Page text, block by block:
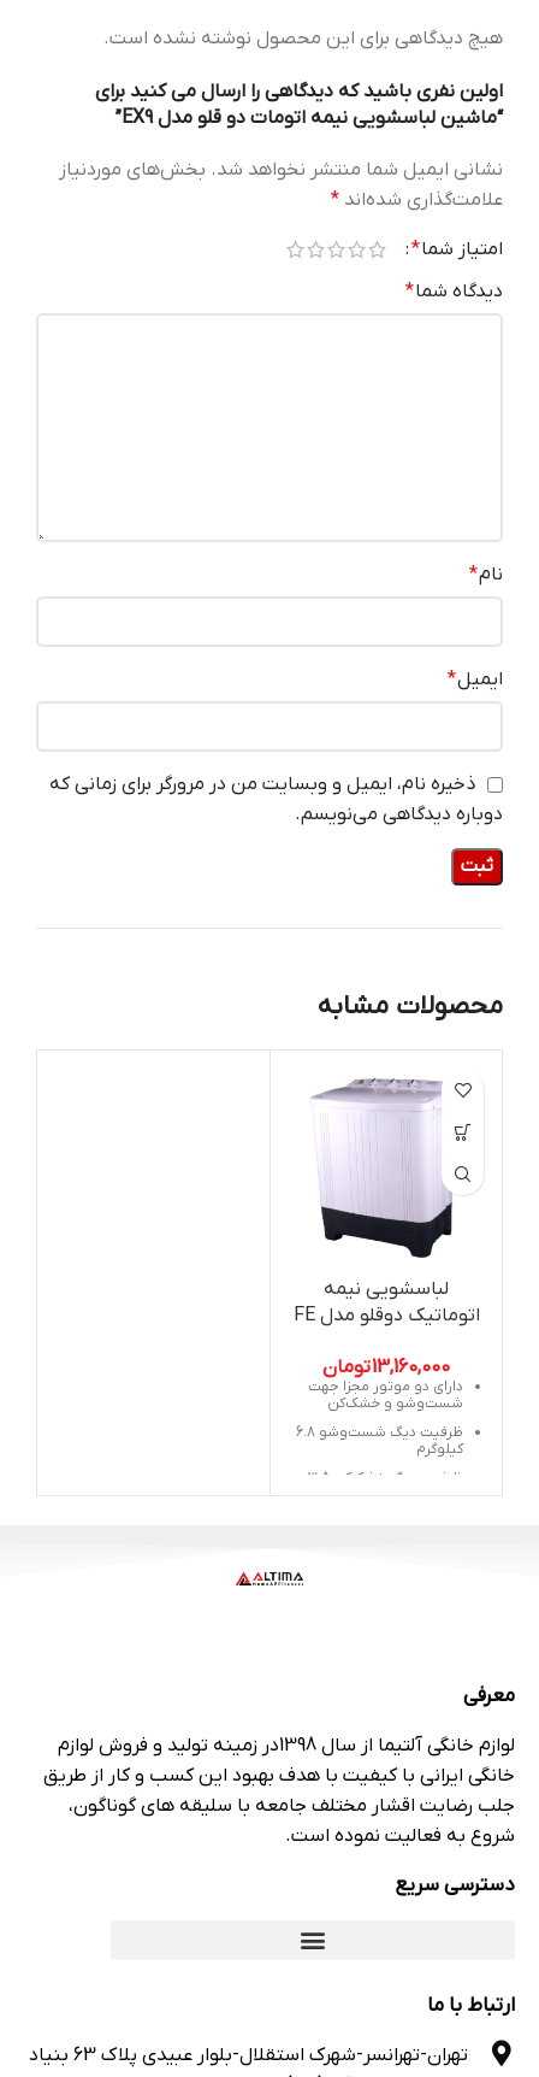
هیچ دیدگاهی برای این محصول نوشته نشده است.
اولین نفری باشید که دیدگاهی را ارسال می کنید برای
“ماشین لباسشویی نیمه اتومات دو قلو مدل EX9”
نشانی ایمیل شما منتشر نخواهد شد. بخش‌های موردنیاز
علامت‌گذاری شده‌اند *
امتیاز شما*
دیدگاه شما*
نام*
ایمیل*
ذخیره نام، ایمیل و وبسایت من در مرورگر برای زمانی که
دوباره دیدگاهی می‌نویسم.
محصولات مشابه
لباسشویی نیمه
اتوماتیک دوقلو مدل FE
13,160,000تومان
دارای دو موتور مجزا جهت
شست‌وشو و خشک‌کن
ظرفیت دیگ شست‌وشو 6.8
کیلوگرم
ظرفیت دیگ خشک‌کن 3.5
کیلوگرم
معرفی
لوازم خانگی آلتیما از سال 1398در زمينه تولید و فروش لوازم
خانگی ایرانی با کیفیت با هدف بهبود اين كسب و كار از طريق
جلب رضايت اقشار مختلف جامعه با سليقه هاى گوناگون،
شروع به فعاليت نموده است.
دسترسی سریع
ارتباط با ما
تهران-تهرانسر-شهرک استقلال-بلوار عبیدی پلاک 63 بنیاد